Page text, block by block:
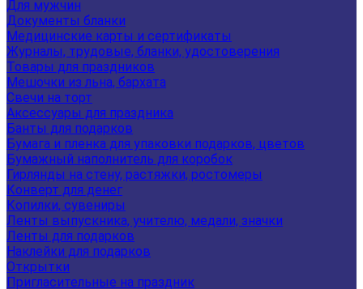
Для мужчин
Документы бланки
Медицинские карты и сертификаты
Журналы, трудовые, бланки, удостоверения
Товары для праздников
Мешочки из льна, бархата
Свечи на торт
Аксессуары для праздника
Банты для подарков
Бумага и пленка для упаковки подарков, цветов
Бумажный наполнитель для коробок
Гирлянды на стену, растяжки, ростомеры
Конверт для денег
Копилки, сувениры
Ленты выпускника, учителю, медали, значки
Ленты для подарков
Наклейки для подарков
Открытки
Пригласительные на праздник